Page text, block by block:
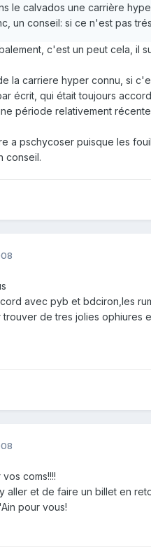
le calvados une carrière
un conseil: si ce n'est pas
c'est un peut cela, il
la carriere hyper connu, si
écrit, qui était toujours
période relativement
a pschycoser puisque les
conseil.
avec pyb et bdciron,les
de tres jolies ophiures
coms!!!!
aller et de faire un billet en
pour vous!